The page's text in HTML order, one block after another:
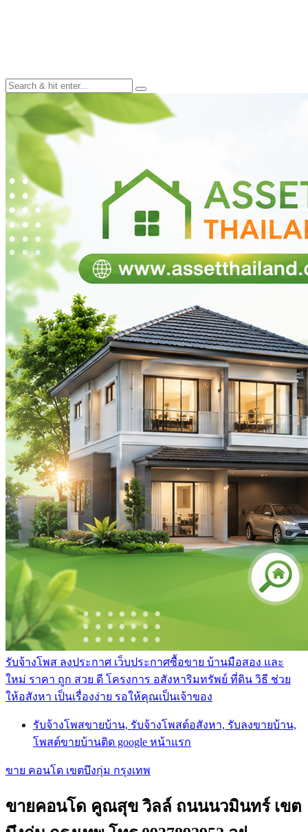
รับจ้างโพส ลงประกาศ เว็บประกาศซื้อขาย บ้านมือสอง และ
ใหม่ ราคา ถูก สวย ดี โครงการ อสังหาริมทรัพย์ ที่ดิน วิธี ช่วย
ให้อสังหา เป็นเรื่องง่าย รอให้คุณเป็นเจ้าของ
รับจ้างโพสขายบ้าน, รับจ้างโพสต์อสังหา, รับลงขายบ้าน,
โพสต์ขายบ้านติด google หน้าแรก
ขาย คอนโด เขตบึงกุ่ม กรุงเทพ
ขายคอนโด คูณสุข วิลล์ ถนนนวมินทร์ เขต